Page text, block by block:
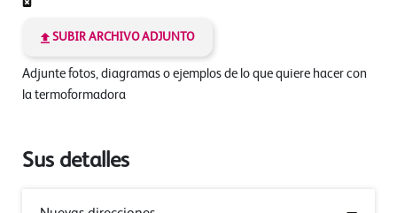
SUBIR ARCHIVO ADJUNTO
Adjunte fotos, diagramas o ejemplos de lo que quiere hacer con
la termoformadora
Sus detalles